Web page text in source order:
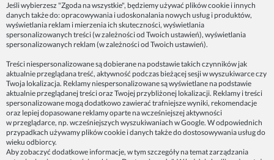
ZAINSPIRUJ SIĘ!
Dane firmy:
Spoko Motyw, Małgorzata Nowak-Staszak
ul. Skowronia 3D/4, 30-650 Kraków
NIP 7343314687
telefon: 512821491
e-mail:kontakt@spoko-motyw.pl
konto do wpłat przelewem:
92 1140 2004 0000 3202 7758 0405
Jeśli wybierzesz "Zgoda na wszystkie", będziemy używać plików cookie i innych
danych także do: opracowywania i udoskonalania nowych usług i produktów,
wyświetlania reklam i mierzenia ich skuteczności, wyświetlania
spersonalizowanych treści (w zależności od Twoich ustawień), wyświetlania
spersonalizowanych reklam (w zależności od Twoich ustawień).
Treści niespersonalizowane są dobierane na podstawie takich czynników jak
aktualnie przeglądana treść, aktywność podczas bieżącej sesji w wyszukiwarce czy
Twoja lokalizacja. Reklamy niespersonalizowane są wyświetlane na podstawie
aktualnie przeglądanej treści oraz Twojej przybliżonej lokalizacji. Reklamy i treści
spersonalizowane mogą dodatkowo zawierać trafniejsze wyniki, rekomendacje
oraz lepiej dopasowane reklamy oparte na wcześniejszej aktywności
w przeglądarce, np. wcześniejszych wyszukiwaniach w Google. W odpowiednich
przypadkach używamy plików cookie i danych także do dostosowywania usług do
wieku odbiorcy.
Aby zobaczyć dodatkowe informacje, w tym szczegóły na temat zarządzania